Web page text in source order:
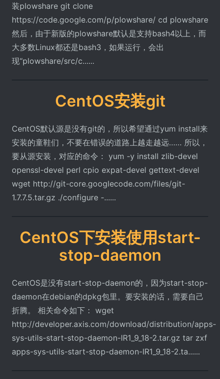
装plowshare git clone
https://code.google.com/p/plowshare/ cd plowshare
然后，由于新版的plowshare默认是支持bash4以上，而
大多数Linux都还是bash3，如果运行，会出
现“plowshare/src/c......
CentOS安装git
CentOS默认源是没有git的，所以希望通过yum install来
安装的童鞋们，不要在错误的道路上越走越远…… 所以，
要从源安装，对应的命令： yum -y install zlib-devel
openssl-devel perl cpio expat-devel gettext-devel
wget http://git-core.googlecode.com/files/git-
1.7.7.5.tar.gz ./configure -......
CentOS下安装使用start-
stop-daemon
CentOS是没有start-stop-daemon的，因为start-stop-
daemon在debian的dpkg包里。要安装的话，需要自己
折腾。 相关命令如下： wget
http://developer.axis.com/download/distribution/apps-
sys-utils-start-stop-daemon-IR1_9_18-2.tar.gz tar zxf
apps-sys-utils-start-stop-daemon-IR1_9_18-2.ta......